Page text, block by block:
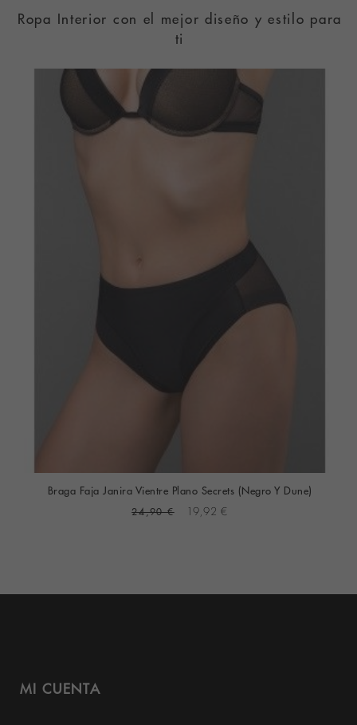
Ropa Interior con el mejor diseño y estilo para
ti
Braga Faja Janira Vientre Plano Secrets (Negro Y Dune)
24,90 € 19,92 €
MI CUENTA